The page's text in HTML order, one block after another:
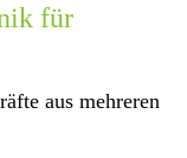
für
aus mehreren